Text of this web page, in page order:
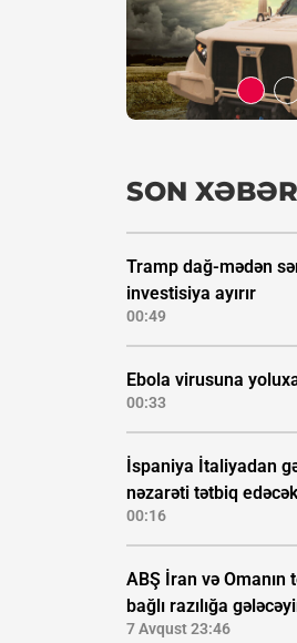
SON
Tramp dağ-mədən
investisiya ayırır
00:49
Ebola virusuna
00:33
İspaniya İtaliyadan
nəzarəti tətbiq edəcək
00:16
ABŞ İran və Omanın
bağlı razılığa
7 Avqust 23:46